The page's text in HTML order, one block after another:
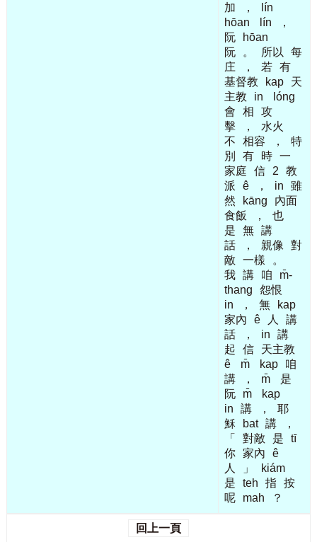
加
，
lín
hōan
lín
，
阮
hōan
阮
。 所以
每
庄
， 若 有
基督教
kap
天
主教
in
lóng
會
相
攻
擊
，
水火
不
相容 ，
特
別
有 時 一
家庭
信 2
教
派
ê ， in
雖
然
kāng
內面
食飯
，
也
是
無 講
話
， 親像
對
敵
一樣
。
我 講 咱
m̄-
thang
怨恨
in
， 無
kap
家內
ê 人
講
話
， in
講
起
信
天主教
ê
m̄ kap
咱
講
， m̄
是
阮
m̄
kap
in
講 ，
耶
穌
bat 講
，
「
對敵 是
tī
你 家內
ê
人
」
kiám
是
teh 指 按
呢
mah ？
回上一頁